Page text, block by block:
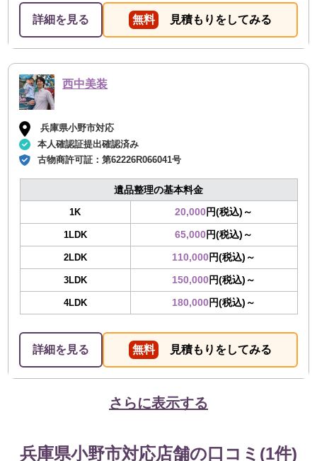
詳細を見る 無料 見積もりをしてみる
西中美装
兵庫県小野市対応
本人確認証提出確認済み
古物商許可証：第62226R066041号
遺品整理の基本料金
1K 20,000円(税込)～
1LDK 65,000円(税込)～
2LDK 110,000円(税込)～
3LDK 150,000円(税込)～
4LDK 180,000円(税込)～
詳細を見る 無料 見積もりをしてみる
さらに表示する
兵庫県小野市対応店舗の口コミ(1件)